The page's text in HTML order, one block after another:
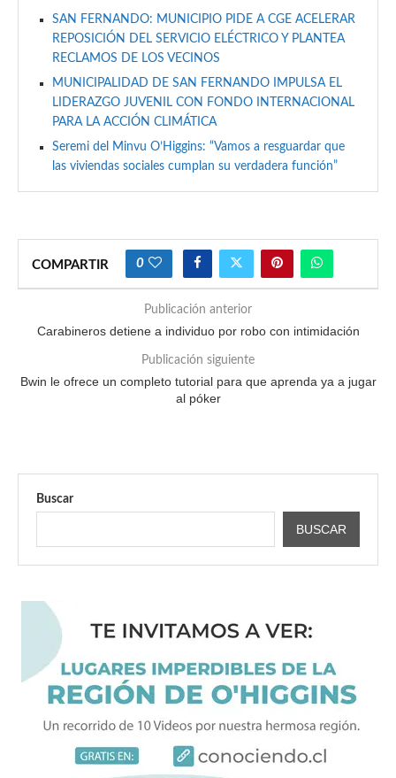
SAN FERNANDO: MUNICIPIO PIDE A CGE ACELERAR
REPOSICIÓN DEL SERVICIO ELÉCTRICO Y PLANTEA
RECLAMOS DE LOS VECINOS
MUNICIPALIDAD DE SAN FERNANDO IMPULSA EL
LIDERAZGO JUVENIL CON FONDO INTERNACIONAL
PARA LA ACCIÓN CLIMÁTICA
Seremi del Minvu O’Higgins: “Vamos a resguardar que
las viviendas sociales cumplan su verdadera función”
COMPARTIR 0
Publicación anterior
Carabineros detiene a individuo por robo con intimidación
Publicación siguiente
Bwin le ofrece un completo tutorial para que aprenda ya a jugar
al póker
Buscar
BUSCAR